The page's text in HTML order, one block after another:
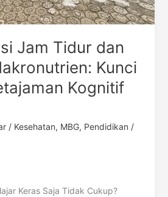
Jam Tidur dan
Kunci
Kognitif
/ Kesehatan, MBG, Pendidikan /
Keras Saja Tidak Cukup?